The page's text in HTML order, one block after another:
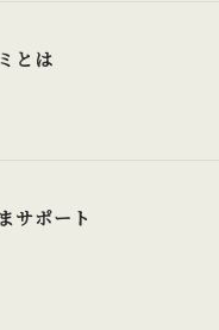
とは
サポート